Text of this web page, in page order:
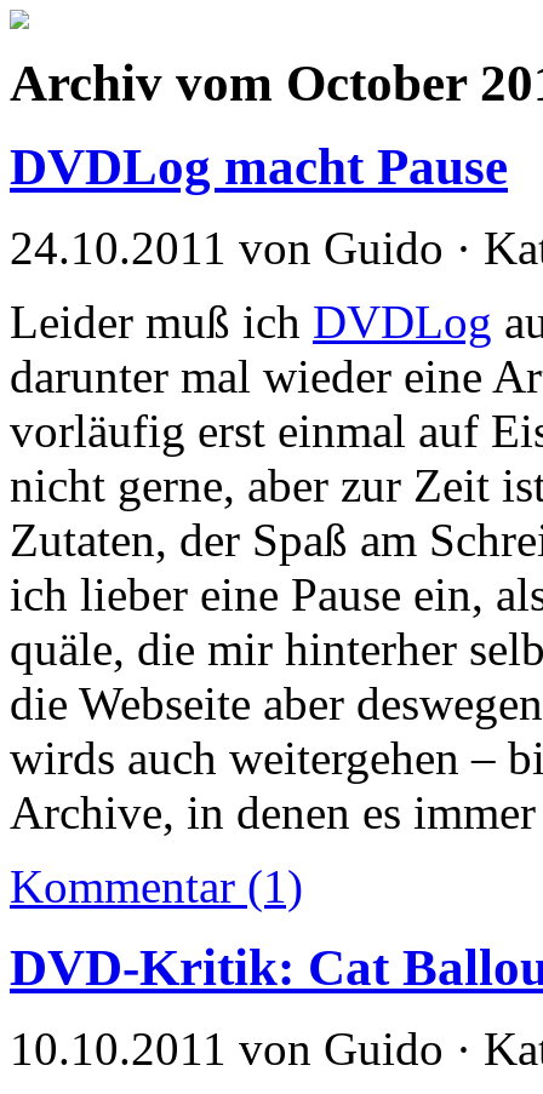
Archiv vom October
DVDLog macht Pause
24.10.2011 von Guido ·
Leider muß ich DVDLog
darunter mal wieder eine
vorläufig erst einmal auf
nicht gerne, aber zur Zeit
Zutaten, der Spaß am
ich lieber eine Pause ein,
quäle, die mir hinterher
die Webseite aber
wirds auch weitergehen –
Archive, in denen es
Kommentar (1)
DVD-Kritik: Cat
10.10.2011 von Guido ·